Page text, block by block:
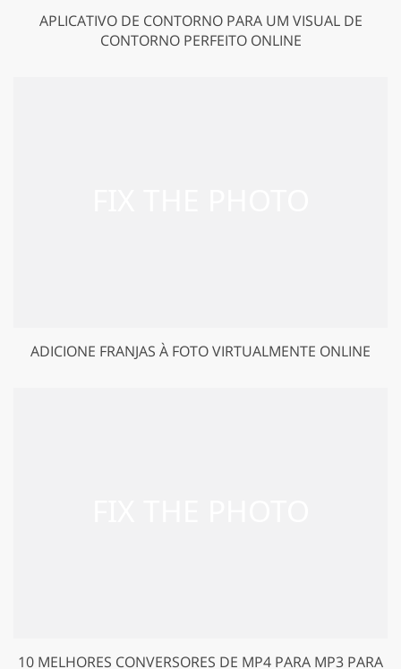
APLICATIVO DE CONTORNO PARA UM VISUAL DE
CONTORNO PERFEITO ONLINE
ADICIONE FRANJAS À FOTO VIRTUALMENTE ONLINE
10 MELHORES CONVERSORES DE MP4 PARA MP3 PARA